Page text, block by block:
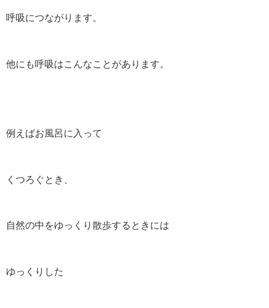
呼吸につながります。
他にも呼吸はこんなことがあります。
例えばお風呂に入って
くつろぐとき、
自然の中をゆっくり散歩するときには
ゆっくりした